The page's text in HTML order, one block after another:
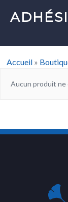
Accueil »
Aucun produit ne